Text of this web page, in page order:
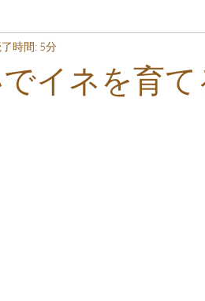
イネを育
時間: 5分